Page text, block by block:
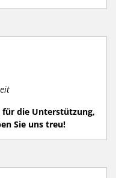
die Unterstützung,
Sie uns treu!